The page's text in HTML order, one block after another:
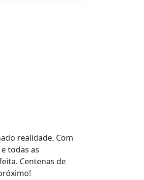
realidade. Com
todas as
Centenas de